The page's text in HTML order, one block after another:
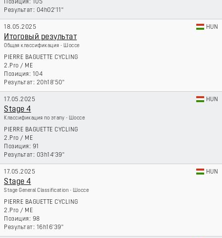
105
04h02'11''
18.05.2025 HUN
Итоговый результат
Общая классификация - Шоссе
PIERRE BAGUETTE CYCLING
2.Pro / ME
104
20h18'50''
17.05.2025 HUN
Stage 4
Классификация по этапу - Шоссе
PIERRE BAGUETTE CYCLING
2.Pro / ME
91
03h14'39''
17.05.2025 HUN
Stage 4
Stage General Classification - Шоссе
PIERRE BAGUETTE CYCLING
2.Pro / ME
98
16h16'39''